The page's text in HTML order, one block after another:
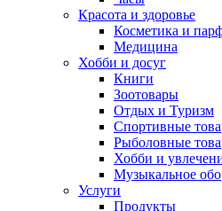
Красота и здоровье
Косметика и
Медицина
Хобби и досуг
Книги
Зоотовары
Отдых и Туризм
Спортивные
Рыболовные
Хобби и
Музыкальное
Услуги
Продукты